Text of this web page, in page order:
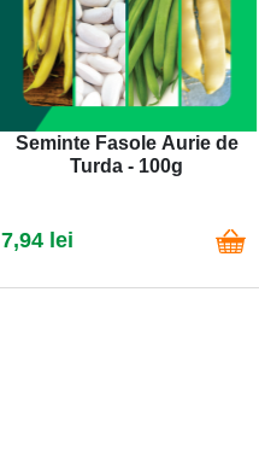
Seminte Fasole Aurie de
Turda - 100g
7,94 lei